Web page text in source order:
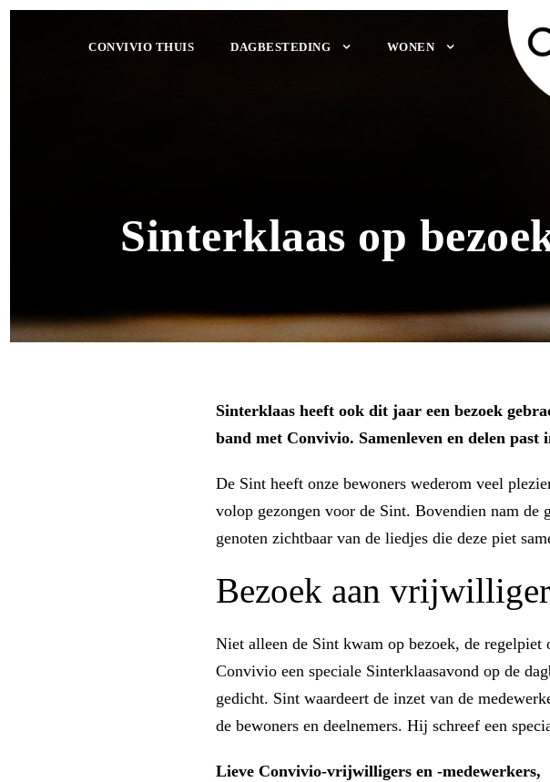
CONVIVIO THUIS DAGBESTEDING WONEN
Sinterklaas op
Sinterklaas heeft ook dit jaar een bezoek
band met Convivio. Samenleven en delen past
De Sint heeft onze bewoners wederom veel
volop gezongen voor de Sint. Bovendien nam de
genoten zichtbaar van de liedjes die deze piet
Bezoek aan
Niet alleen de Sint kwam op bezoek, de
Convivio een speciale Sinterklaasavond op de
gedicht. Sint waardeert de inzet van de
de bewoners en deelnemers. Hij schreef een
Lieve Convivio-vrijwilligers en -medewerkers,